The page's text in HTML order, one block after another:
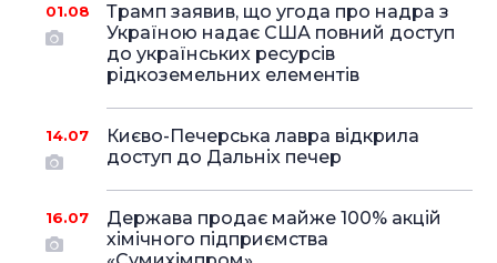
01.08
Трамп заявив, що угода про надра з
Україною надає США повний доступ
до українських ресурсів
рідкоземельних елементів
14.07
Києво-Печерська лавра відкрила
доступ до Дальніх печер
16.07
Держава продає майже 100% акцій
хімічного підприємства